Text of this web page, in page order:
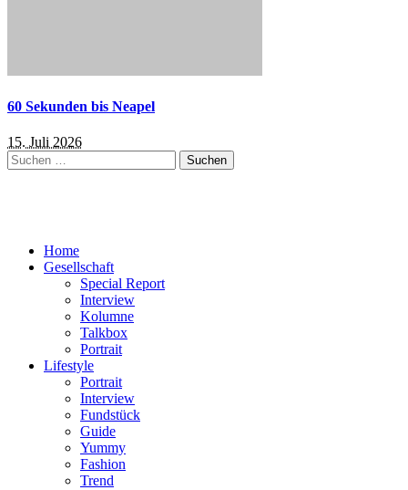
60 Sekunden bis Neapel
15. Juli 2026
Suchen
nach:
Home
Gesellschaft
Special Report
Interview
Kolumne
Talkbox
Portrait
Lifestyle
Portrait
Interview
Fundstück
Guide
Yummy
Fashion
Trend